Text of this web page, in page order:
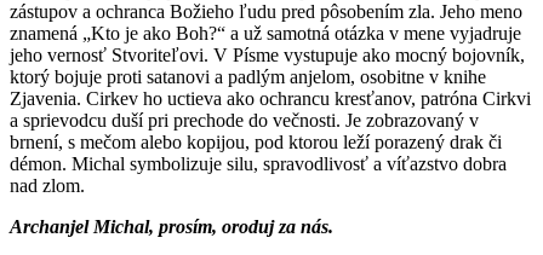
zástupov a ochranca Božieho ľudu pred pôsobením zla. Jeho meno
znamená „Kto je ako Boh?“ a už samotná otázka v mene vyjadruje
jeho vernosť Stvoriteľovi. V Písme vystupuje ako mocný bojovník,
ktorý bojuje proti satanovi a padlým anjelom, osobitne v knihe
Zjavenia. Cirkev ho uctieva ako ochrancu kresťanov, patróna Cirkvi
a sprievodcu duší pri prechode do večnosti. Je zobrazovaný v
brnení, s mečom alebo kopijou, pod ktorou leží porazený drak či
démon. Michal symbolizuje silu, spravodlivosť a víťazstvo dobra
nad zlom.
Archanjel Michal, prosím, oroduj za nás.